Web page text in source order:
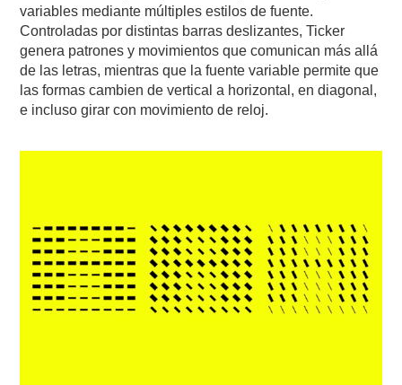
variables mediante múltiples estilos de fuente.
Controladas por distintas barras deslizantes, Ticker
genera patrones y movimientos que comunican más allá
de las letras, mientras que la fuente variable permite que
las formas cambien de vertical a horizontal, en diagonal,
e incluso girar con movimiento de reloj.